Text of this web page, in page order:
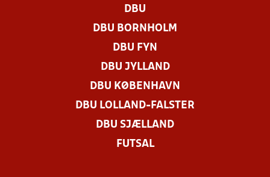
DBU
DBU BORNHOLM
DBU FYN
DBU JYLLAND
DBU KØBENHAVN
DBU LOLLAND-FALSTER
DBU SJÆLLAND
FUTSAL